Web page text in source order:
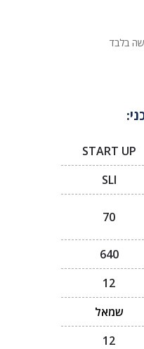
בלבד
START UP
SLI
70
640
12
שמאל
12